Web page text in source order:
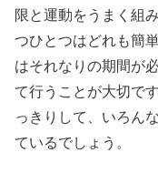
限と運動をうまく組
つひとつはどれも簡
はそれなりの期間が
て行うことが大切で
っきりして、いろん
ているでしょう。